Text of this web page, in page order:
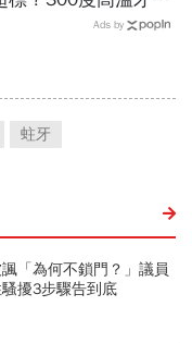
，哪個環節出問題？
Ads by
蛀牙
「為何不鎖門？」議員
擾3步驟告到底